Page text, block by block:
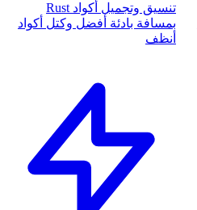
تنسيق وتجميل أكواد Rust
بمسافة بادئة أفضل وكتل أكواد
أنظف